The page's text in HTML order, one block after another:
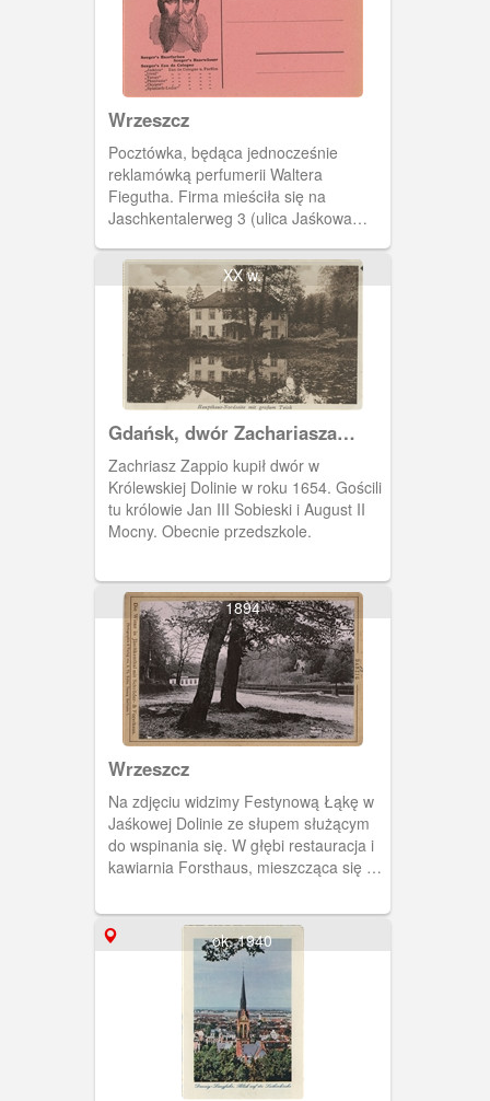
Wrzeszcz
Pocztówka, będąca jednocześnie
reklamówką perfumerii Waltera
Fiegutha. Firma mieściła się na
Jaschkentalerweg 3 (ulica Jaśkowa
XX w.
Gdańsk, dwór Zachariasza
Zappio
Zachriasz Zappio kupił dwór w
Królewskiej Dolinie w roku 1654. Gościli
tu królowie Jan III Sobieski i August II
Mocny. Obecnie przedszkole.
1894
Wrzeszcz
Na zdjęciu widzimy Festynową Łąkę w
Jaśkowej Dolinie ze słupem służącym
do wspinania się. W głębi restauracja i
kawiarnia Forsthaus, mieszcząca się w
1884 roku.
ok. 1940